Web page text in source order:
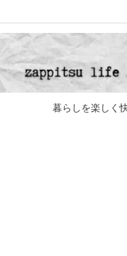
暮らしを楽しく